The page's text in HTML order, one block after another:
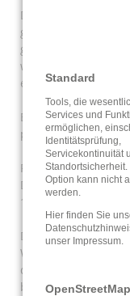
Diese Daten
gespeichert.
gespeichert
weitere Verfolgung
erforderlich sind.
Eine Speicherung
Rechtsgrundlage
Daten und Logfiles
1 HDSIG in
Da die Erfassung
Webseite und die
den Betrieb der
besteht keine
Standard
Tools, die
Services und
ermöglichen,
Identitätsprüfung,
Servicekontinuität
Standortsicherheit.
Option kann nicht
werden.
Hier finden Sie
unser Impressum
OpenStreetMap